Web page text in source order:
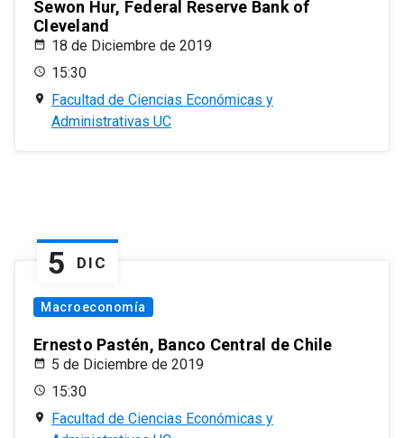
Sewon Hur, Federal Reserve Bank of
Cleveland
18 de Diciembre de 2019
15:30
Facultad de Ciencias Económicas y
Administrativas UC
5 DIC
Macroeconomía
Ernesto Pastén, Banco Central de Chile
5 de Diciembre de 2019
15:30
Facultad de Ciencias Económicas y